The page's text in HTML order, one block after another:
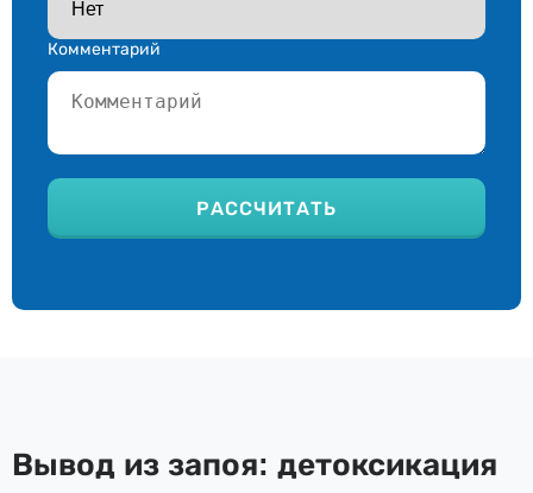
Комментарий
РАССЧИТАТЬ
Вывод из запоя: детоксикация